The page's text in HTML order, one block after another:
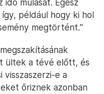
múlását. Egész
például hogy ki hol
megtörtént.”
ültek a tévé előtt, és
e a
őriznek azonban